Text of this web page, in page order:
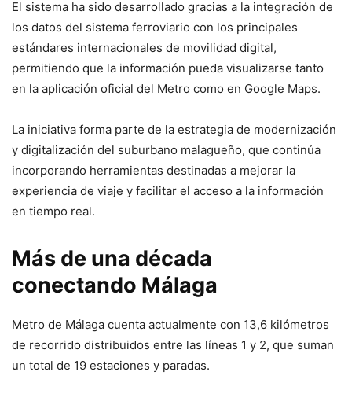
El sistema ha sido desarrollado gracias a la integración de
los datos del sistema ferroviario con los principales
estándares internacionales de movilidad digital,
permitiendo que la información pueda visualizarse tanto
en la aplicación oficial del Metro como en Google Maps.
La iniciativa forma parte de la estrategia de modernización
y digitalización del suburbano malagueño, que continúa
incorporando herramientas destinadas a mejorar la
experiencia de viaje y facilitar el acceso a la información
en tiempo real.
Más de una década
conectando Málaga
Metro de Málaga cuenta actualmente con 13,6 kilómetros
de recorrido distribuidos entre las líneas 1 y 2, que suman
un total de 19 estaciones y paradas.